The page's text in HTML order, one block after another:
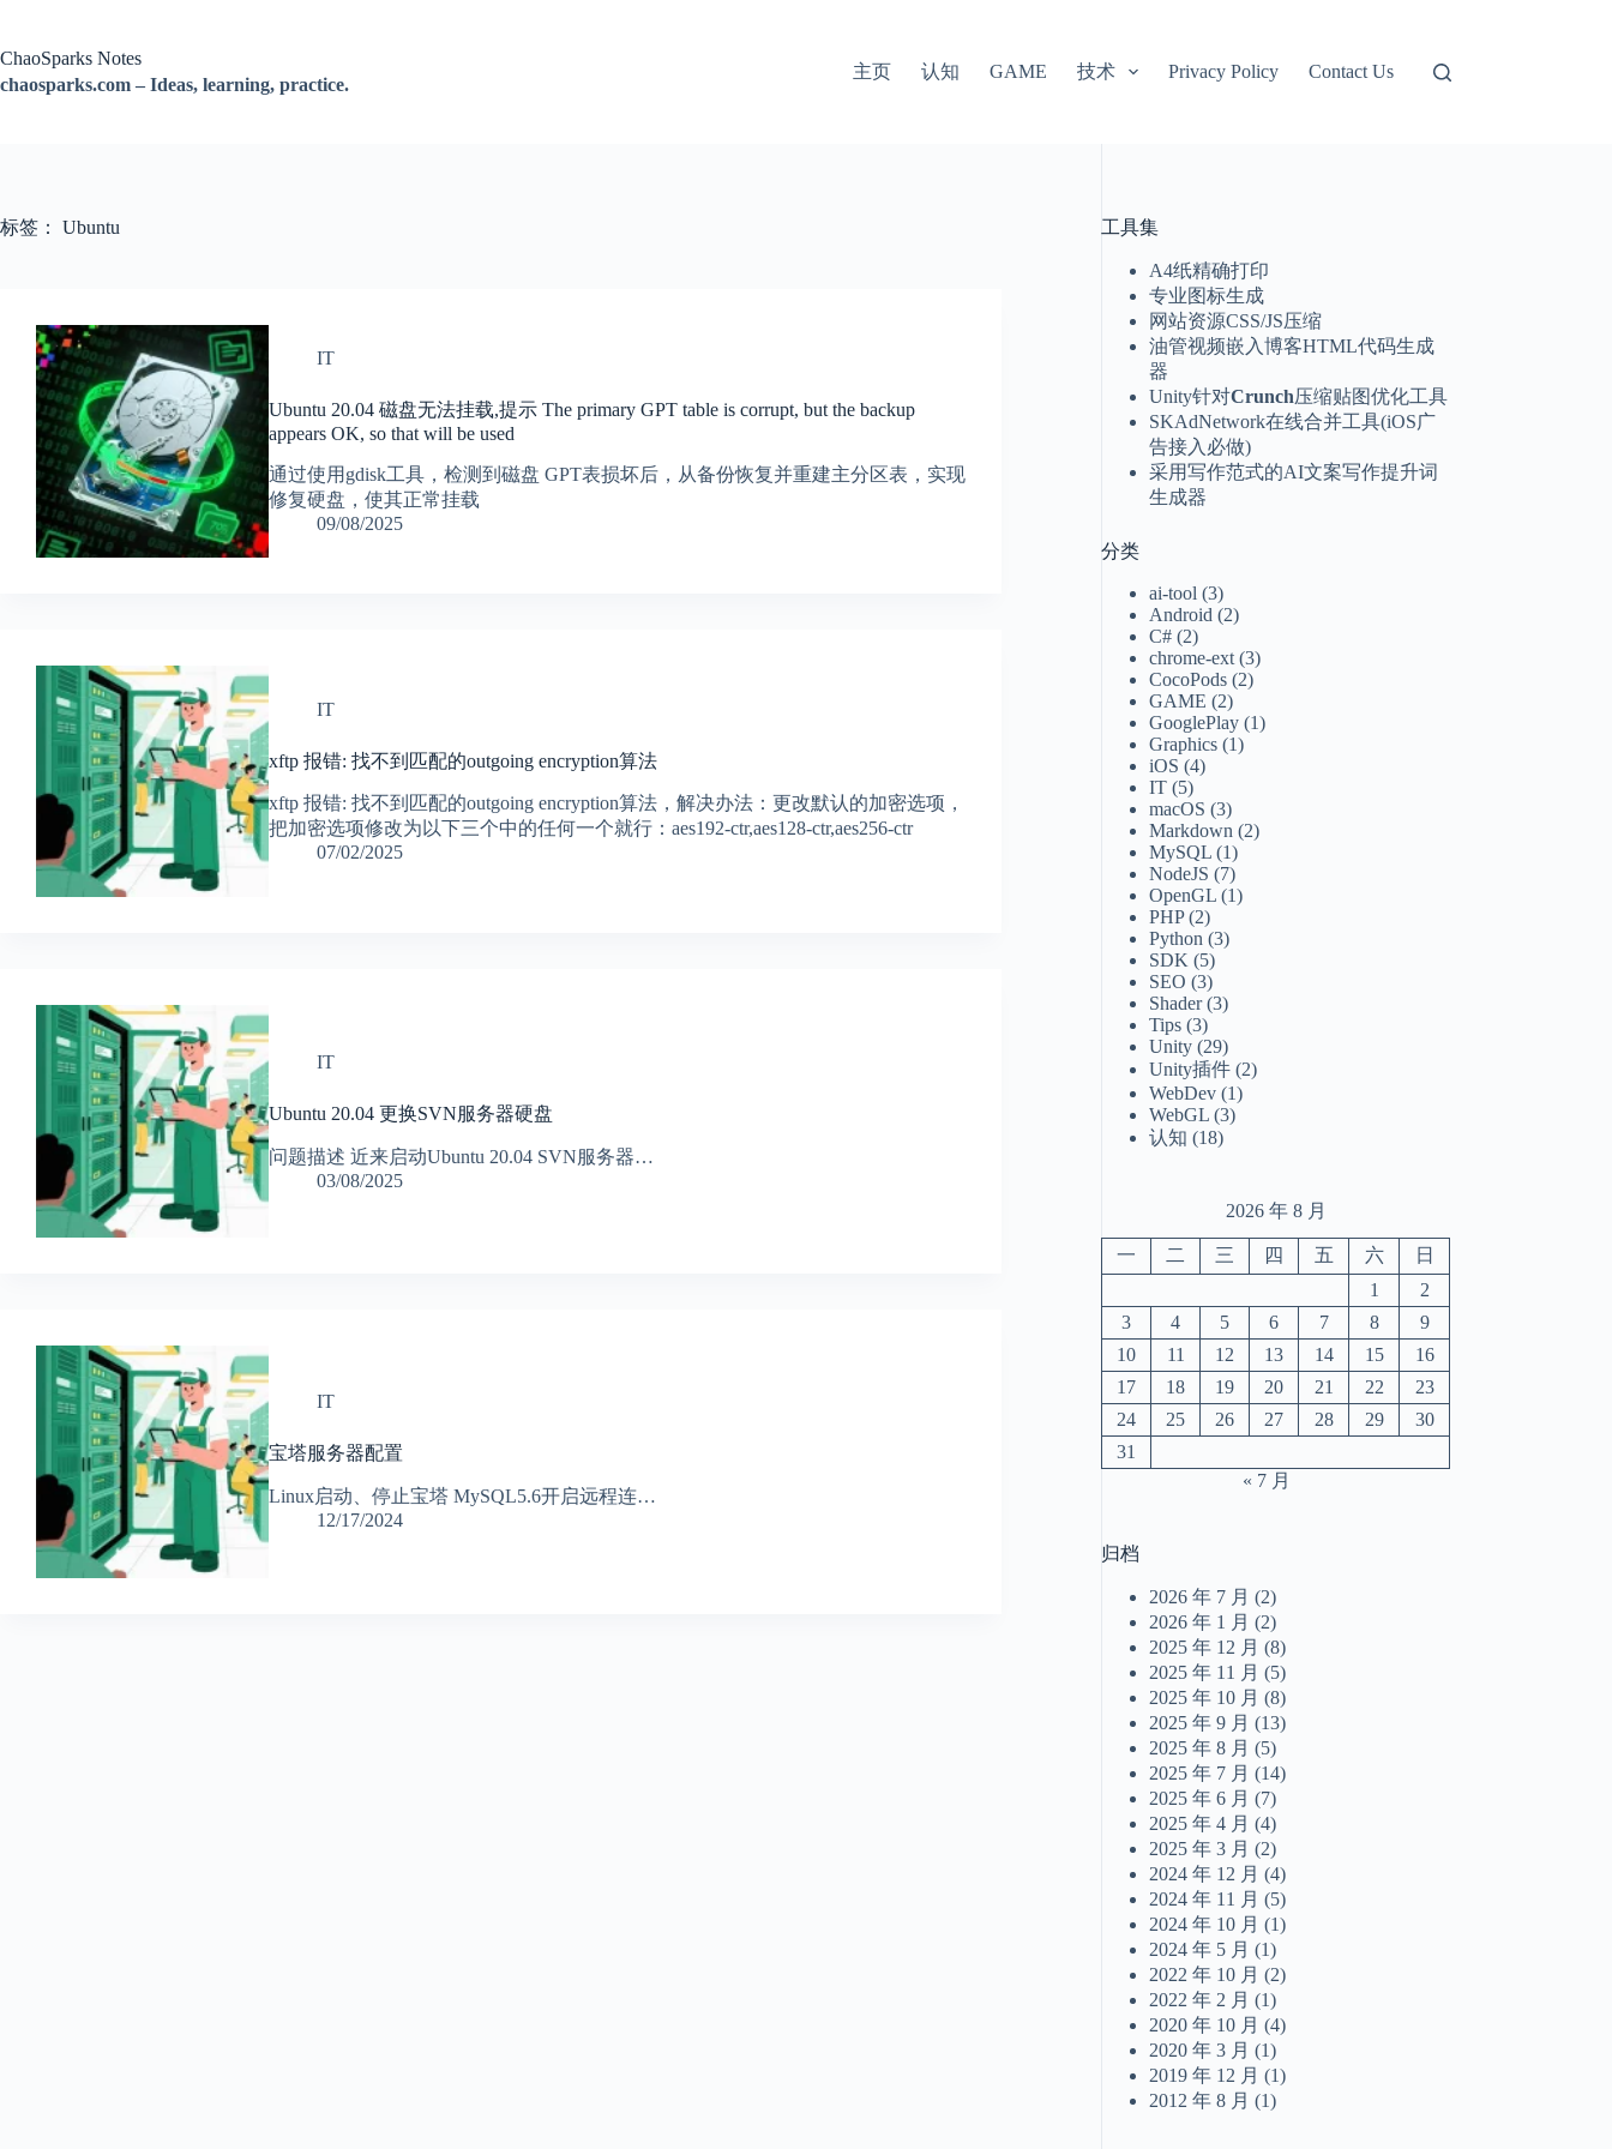
内
容
ChaoSparks Notes
chaosparks.com – Ideas, learning, practice.
主页 认知 GAME 技术 Privacy Policy Contact Us
标签： Ubuntu
IT
Ubuntu 20.04 磁盘无法挂载,提示 The primary GPT table is corrupt, but the backup
appears OK, so that will be used
通过使用gdisk工具，检测到磁盘 GPT表损坏后，从备份恢复并重建主分区表，实现
修复硬盘，使其正常挂载
09/08/2025
IT
xftp 报错: 找不到匹配的outgoing encryption算法
xftp 报错: 找不到匹配的outgoing encryption算法，解决办法：更改默认的加密选项，
把加密选项修改为以下三个中的任何一个就行：aes192-ctr,aes128-ctr,aes256-ctr
07/02/2025
IT
Ubuntu 20.04 更换SVN服务器硬盘
问题描述 近来启动Ubuntu 20.04 SVN服务器…
03/08/2025
IT
宝塔服务器配置
Linux启动、停止宝塔 MySQL5.6开启远程连…
12/17/2024
工具集
A4纸精确打印
专业图标生成
网站资源CSS/JS压缩
油管视频嵌入博客HTML代码生成
器
Unity针对Crunch压缩贴图优化工具
SKAdNetwork在线合并工具(iOS广
告接入必做)
采用写作范式的AI文案写作提升词
生成器
分类
ai-tool (3)
Android (2)
C# (2)
chrome-ext (3)
CocoPods (2)
GAME (2)
GooglePlay (1)
Graphics (1)
iOS (4)
IT (5)
macOS (3)
Markdown (2)
MySQL (1)
NodeJS (7)
OpenGL (1)
PHP(2)
Python (3)
SDK (5)
SEO (3)
Shader(3)
Tips (3)
Unity (29)
Unity插件 (2)
WebDev (1)
WebGL (3)
认知 (18)
2026 年 8 月
一 二 三 四 五 六
日
1
2
3
4 5 6 7 8
9
10
11 12 13 14 15
16
17
18 19 20 21 22
23
24
25 26 27 28 29
30
31
« 7 月
归档
2026 年 7 月 (2)
2026 年 1 月 (2)
2025 年 12 月 (8)
2025 年 11 月 (5)
2025 年 10 月 (8)
2025 年 9 月 (13)
2025 年 8 月 (5)
2025 年 7 月 (14)
2025 年 6 月 (7)
2025 年 4 月 (4)
2025 年 3 月 (2)
2024 年 12 月 (4)
2024 年 11 月 (5)
2024 年 10 月 (1)
2024 年 5 月 (1)
2022 年 10 月 (2)
2022 年 2 月 (1)
2020 年 10 月 (4)
2020 年 3 月 (1)
2019 年 12 月 (1)
2012 年 8 月 (1)